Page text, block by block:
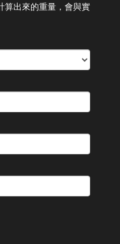
算出來的重量，會與實